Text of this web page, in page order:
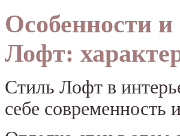
Особенности
Лофт:
Стиль Лофт в
себе современность